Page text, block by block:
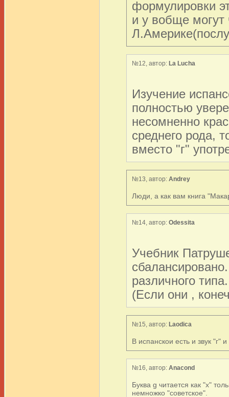
формулировки
и y вобще могут
№12, автор: La Lucha
Изучение
полностью
несомненно
среднего рода,
вместо "г"
№13, автор: Andrey
Люди, а как вам книга
№14, автор: Odessita
Учебник
различного
(Если они ,
№15, автор: Laodica
В испанскои есть и звук "г"
№16, автор: Anacond
Буква g читается как "x"
немножко "советское".